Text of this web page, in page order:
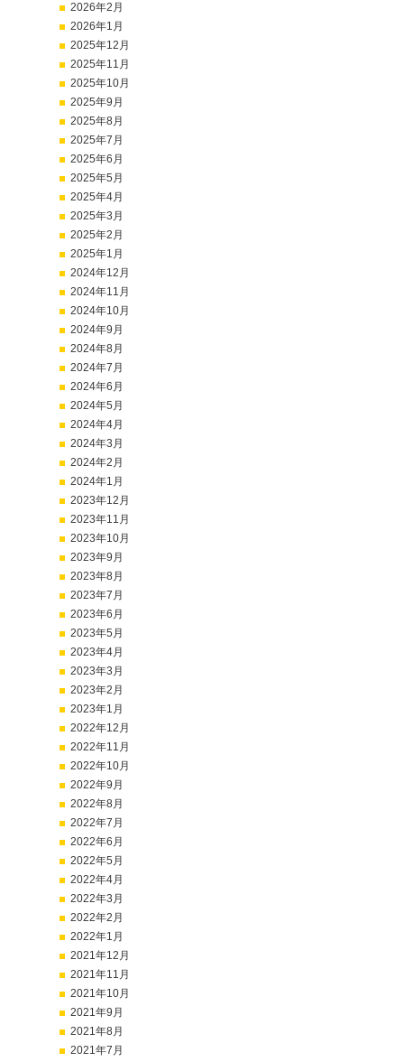
2026年2月
2026年1月
2025年12月
2025年11月
2025年10月
2025年9月
2025年8月
2025年7月
2025年6月
2025年5月
2025年4月
2025年3月
2025年2月
2025年1月
2024年12月
2024年11月
2024年10月
2024年9月
2024年8月
2024年7月
2024年6月
2024年5月
2024年4月
2024年3月
2024年2月
2024年1月
2023年12月
2023年11月
2023年10月
2023年9月
2023年8月
2023年7月
2023年6月
2023年5月
2023年4月
2023年3月
2023年2月
2023年1月
2022年12月
2022年11月
2022年10月
2022年9月
2022年8月
2022年7月
2022年6月
2022年5月
2022年4月
2022年3月
2022年2月
2022年1月
2021年12月
2021年11月
2021年10月
2021年9月
2021年8月
2021年7月